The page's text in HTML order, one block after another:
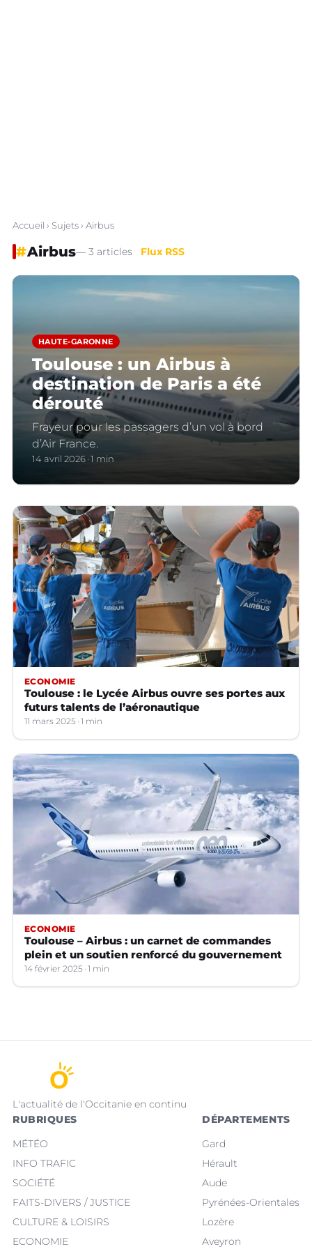
Accueil › Sujets› Airbus
#Airbus— 3 articles Flux RSS
HAUTE-GARONNE
Toulouse : un Airbus à
destination de Paris a été
dérouté
Frayeur pour les passagers d’un vol à bord
d’Air France.
14 avril 2026 1 min
ECONOMIE
Toulouse : le Lycée Airbus ouvre ses portes aux
futurs talents de l’aéronautique
11 mars 2025 1 min
ECONOMIE
Toulouse – Airbus : un carnet de commandes
plein et un soutien renforcé du gouvernement
14 février 2025 1 min
L'actualité de l'Occitanie en continu
RUBRIQUES
MÉTÉO
INFO TRAFIC
SOCIÉTÉ
FAITS-DIVERS / JUSTICE
CULTURE & LOISIRS
ECONOMIE
DÉPARTEMENTS
Gard
Hérault
Aude
Pyrénées-Orientales
Lozère
Aveyron